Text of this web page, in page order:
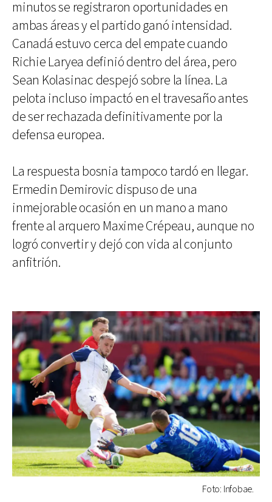
minutos se registraron oportunidades en
ambas áreas y el partido ganó intensidad.
Canadá estuvo cerca del empate cuando
Richie Laryea definió dentro del área, pero
Sean Kolasinac despejó sobre la línea. La
pelota incluso impactó en el travesaño antes
de ser rechazada definitivamente por la
defensa europea.
La respuesta bosnia tampoco tardó en llegar.
Ermedin Demirovic dispuso de una
inmejorable ocasión en un mano a mano
frente al arquero Maxime Crépeau, aunque no
logró convertir y dejó con vida al conjunto
anfitrión.
Foto: Infobae.